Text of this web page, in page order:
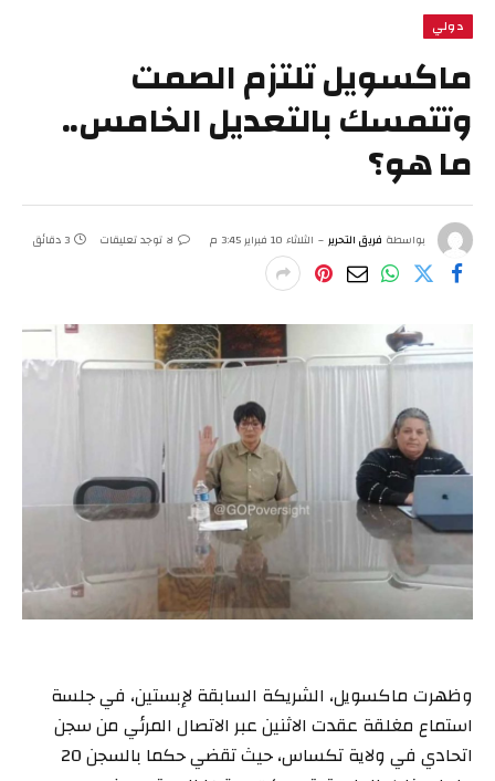
دولي
ماكسويل تلتزم الصمت
وتتمسك بالتعديل الخامس..
ما هو؟
بواسطة فريق التحرير الثلاثاء 10 فبراير 3:45 م لا توجد تعليقات 3 دقائق
وظهرت ماكسويل، الشريكة السابقة لإبستين، في جلسة
استماع مغلقة عقدت الاثنين عبر الاتصال المرئي من سجن
اتحادي في ولاية تكساس، حيث تقضي حكما بالسجن 20